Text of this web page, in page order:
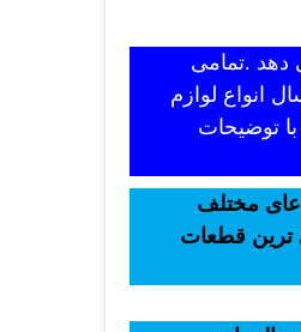
دهد .تمامی
انواع لوازم
توضیحات
عای مختلف
ترین قطعات